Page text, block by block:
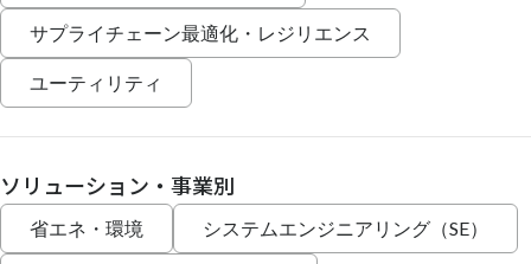
サプライチェーン最適化・レジリエンス
ユーティリティ
ソリューション・事業別
省エネ・環境 システムエンジニアリング（SE）